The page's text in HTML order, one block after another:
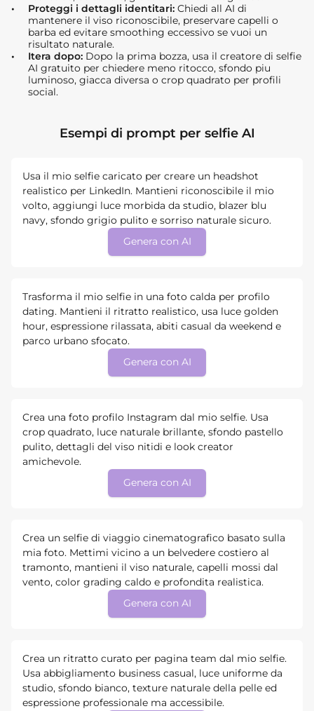
Proteggi i dettagli identitari: Chiedi all AI di
mantenere il viso riconoscibile, preservare capelli o
barba ed evitare smoothing eccessivo se vuoi un
risultato naturale.
Itera dopo: Dopo la prima bozza, usa il creatore di selfie
AI gratuito per chiedere meno ritocco, sfondo piu
luminoso, giacca diversa o crop quadrato per profili
social.
Esempi di prompt per selfie AI
Usa il mio selfie caricato per creare un headshot
realistico per LinkedIn. Mantieni riconoscibile il mio
volto, aggiungi luce morbida da studio, blazer blu
navy, sfondo grigio pulito e sorriso naturale sicuro.
Genera con AI
Trasforma il mio selfie in una foto calda per profilo
dating. Mantieni il ritratto realistico, usa luce golden
hour, espressione rilassata, abiti casual da weekend e
parco urbano sfocato.
Genera con AI
Crea una foto profilo Instagram dal mio selfie. Usa
crop quadrato, luce naturale brillante, sfondo pastello
pulito, dettagli del viso nitidi e look creator
amichevole.
Genera con AI
Crea un selfie di viaggio cinematografico basato sulla
mia foto. Mettimi vicino a un belvedere costiero al
tramonto, mantieni il viso naturale, capelli mossi dal
vento, color grading caldo e profondita realistica.
Genera con AI
Crea un ritratto curato per pagina team dal mio selfie.
Usa abbigliamento business casual, luce uniforme da
studio, sfondo bianco, texture naturale della pelle ed
espressione professionale ma accessibile.